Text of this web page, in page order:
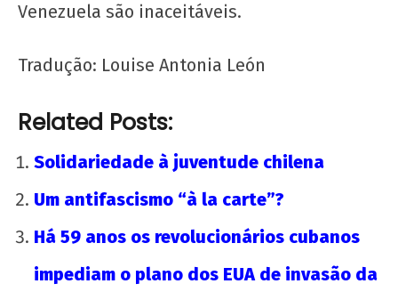
Venezuela são inaceitáveis.
Tradução: Louise Antonia León
Related Posts:
Solidariedade à juventude chilena
Um antifascismo “à la carte”?
Há 59 anos os revolucionários cubanos
impediam o plano dos EUA de invasão da